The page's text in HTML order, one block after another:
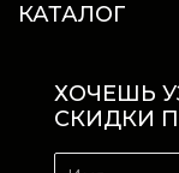
КАТАЛОГ
ХОЧЕШЬ
СКИДКИ